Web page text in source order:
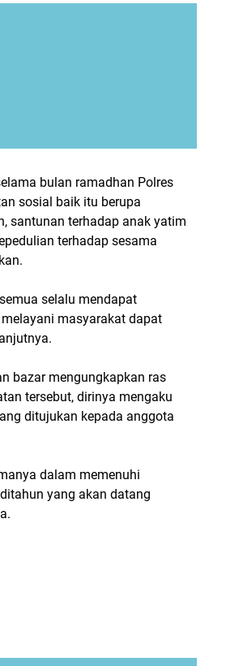
bulan ramadhan Polres
sosial baik itu berupa
santunan terhadap anak yatim
terhadap sesama
selalu mendapat
masyarakat dapat
bazar mengungkapkan ras
tersebut, dirinya mengaku
ditujukan kepada anggota
dalam memenuhi
yang akan datang